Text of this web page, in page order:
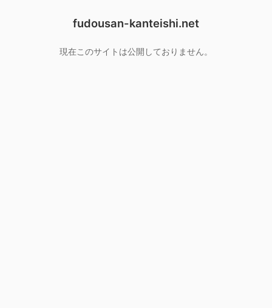
fudousan-kanteishi.net
現在このサイトは公開しておりません。